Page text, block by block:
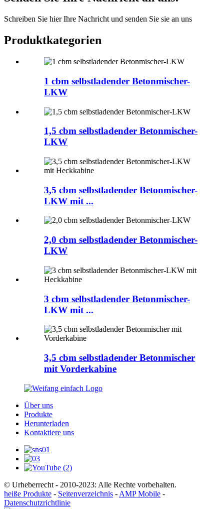
Schreiben Sie hier Ihre Nachricht und senden Sie sie an uns
Produktkategorien
1 cbm selbstladender Betonmischer-
LKW
1,5 cbm selbstladender Betonmischer-
LKW
3,5 cbm selbstladender Betonmischer-
LKW mit ...
2,0 cbm selbstladender Betonmischer-
LKW
3 cbm selbstladender Betonmischer-
LKW mit ...
3,5 cbm selbstladender Betonmischer
mit Vorderkabine
Über uns
Produkte
Herunterladen
Kontaktiere uns
© Urheberrecht - 2010-2023: Alle Rechte vorbehalten.
heiße Produkte - Seitenverzeichnis - AMP Mobile -
Datenschutzrichtlinie